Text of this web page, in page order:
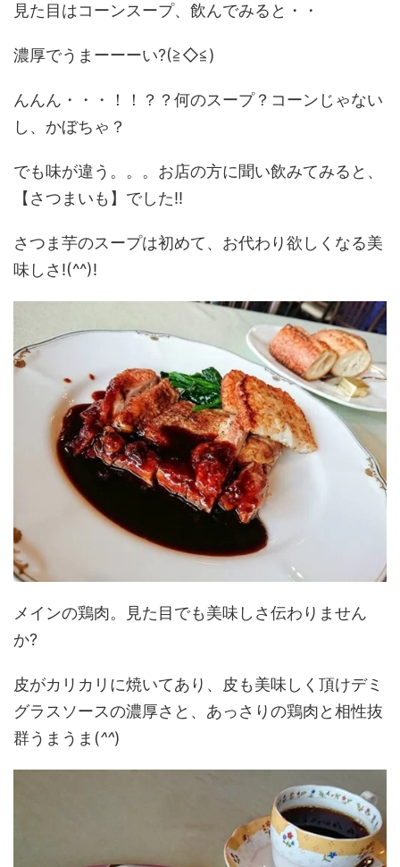
見た目はコーンスープ、飲んでみると・・
濃厚でうまーーーい?(≧◇≦)
んんん・・・！！？？何のスープ？コーンじゃない
し、かぼちゃ？
でも味が違う。。。お店の方に聞い飲みてみると、
【さつまいも】でした!!
さつま芋のスープは初めて、お代わり欲しくなる美
味しさ!(^^)!
メインの鶏肉。見た目でも美味しさ伝わりません
か?
皮がカリカリに焼いてあり、皮も美味しく頂けデミ
グラスソースの濃厚さと、あっさりの鶏肉と相性抜
群うまうま(^^)